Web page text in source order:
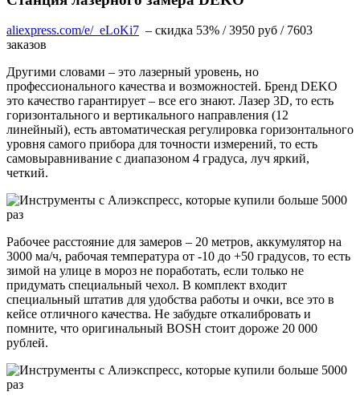
aliexpress.com/e/_eLoKi7 – скидка 53% / 3950 руб / 7603
заказов
Другими словами – это лазерный уровень, но
профессионального качества и возможностей. Бренд DEKO
это качество гарантирует – все его знают. Лазер 3D, то есть
горизонтального и вертикального направления (12
линейный), есть автоматическая регулировка горизонтального
уровня самого прибора для точности измерений, то есть
самовыравнивание с диапазоном 4 градуса, луч яркий,
четкий.
Рабочее расстояние для замеров – 20 метров, аккумулятор на
3000 ма/ч, рабочая температура от -10 до +50 градусов, то есть
зимой на улице в мороз не поработать, если только не
придумать специальный чехол. В комплект входит
специальный штатив для удобства работы и очки, все это в
кейсе отличного качества. Не забудьте откалибровать и
помните, что оригинальный BOSH стоит дороже 20 000
рублей.